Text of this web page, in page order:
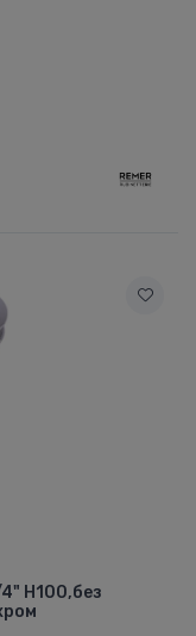
H100,без